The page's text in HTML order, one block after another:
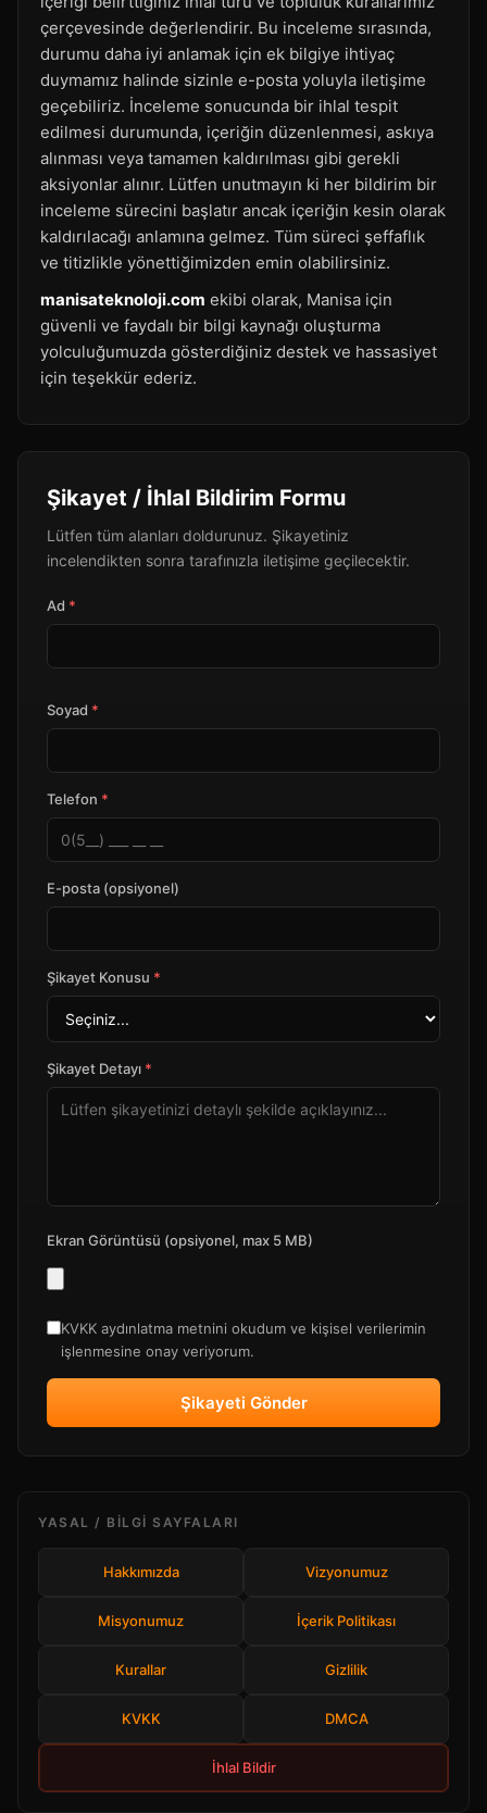
çerçevesinde değerlendirir. Bu inceleme sırasında,
durumu daha iyi anlamak için ek bilgiye ihtiyaç
duymamız halinde sizinle e-posta yoluyla iletişime
geçebiliriz. İnceleme sonucunda bir ihlal tespit
edilmesi durumunda, içeriğin düzenlenmesi, askıya
alınması veya tamamen kaldırılması gibi gerekli
aksiyonlar alınır. Lütfen unutmayın ki her bildirim bir
inceleme sürecini başlatır ancak içeriğin kesin olarak
kaldırılacağı anlamına gelmez. Tüm süreci şeffaflık
ve titizlikle yönettiğimizden emin olabilirsiniz.
manisateknoloji.com ekibi olarak, Manisa için
güvenli ve faydalı bir bilgi kaynağı oluşturma
yolculuğumuzda gösterdiğiniz destek ve hassasiyet
için teşekkür ederiz.
Şikayet / İhlal Bildirim Formu
Lütfen tüm alanları doldurunuz. Şikayetiniz
incelendikten sonra tarafınızla iletişime geçilecektir.
Ad *
Soyad *
Telefon *
E-posta (opsiyonel)
Şikayet Konusu *
Şikayet Detayı *
Ekran Görüntüsü (opsiyonel, max 5 MB)
KVKK aydınlatma metnini okudum ve kişisel verilerimin
işlenmesine onay veriyorum.
Şikayeti Gönder
YASAL / BILGI SAYFALARI
Hakkımızda Vizyonumuz
Misyonumuz İçerik Politikası
Kurallar Gizlilik
KVKK DMCA
İhlal Bildir